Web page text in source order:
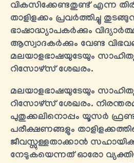
വികസിക്കേണ്ടതുണ്ട് എന്ന
താളിളക്കം പ്രവർത്തിച്ചു
ഭാഷാദ്ധ്യാപകർക്കും
ആസ്വാദകർക്കും വേണ്ട
മലയാളഭാഷയുടേയും
റിസോഴ്സ് ശേഖരം.
മലയാളഭാഷയുടേയും
റിസോഴ്സ് ശേഖരം.
പുതുക്കലിനൊപ്പം യൂസർ
പരീക്ഷണങ്ങളും
ജീവസ്സുള്ളതാക്കാൻ
നേടുകയെന്നത് ഓരോ